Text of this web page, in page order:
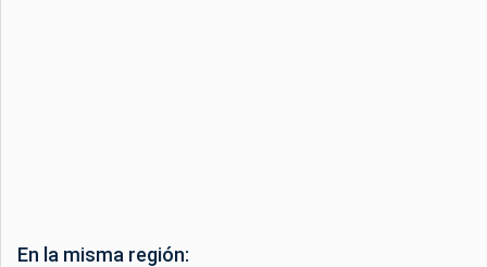
En la misma región: